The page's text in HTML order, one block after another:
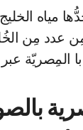
مياه
عدد مِن
المِصريّة